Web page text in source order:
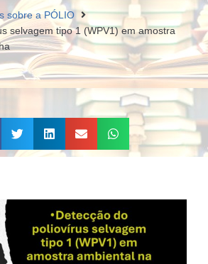
sobre a PÓLIO
selvagem tipo 1 (WPV1) em amostra